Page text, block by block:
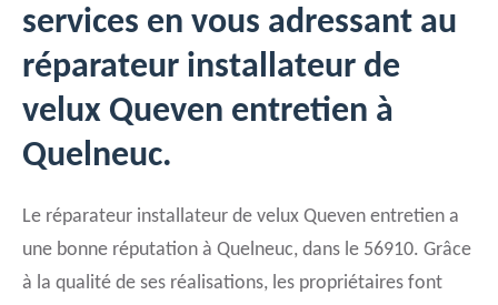
services en vous adressant au
réparateur installateur de
velux Queven entretien à
Quelneuc.
Le réparateur installateur de velux Queven entretien a
une bonne réputation à Quelneuc, dans le 56910. Grâce
à la qualité de ses réalisations, les propriétaires font